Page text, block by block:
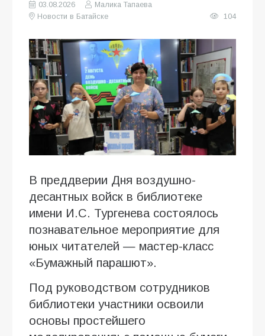
03.08.2026
Малика Тапаева
Новости в Батайске
104
В преддверии Дня воздушно-
десантных войск в библиотеке
имени И.С. Тургенева состоялось
познавательное мероприятие для
юных читателей — мастер-класс
«Бумажный парашют».
Под руководством сотрудников
библиотеки участники освоили
основы простейшего